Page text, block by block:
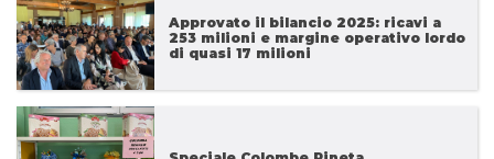
Approvato il bilancio 2025: ricavi a
253 milioni e margine operativo lordo
di quasi 17 milioni